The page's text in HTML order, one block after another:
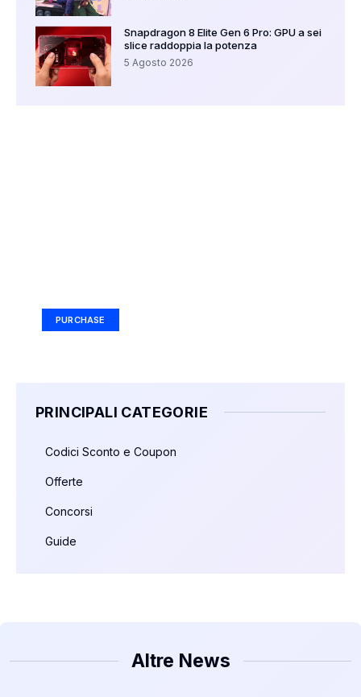
Snapdragon 8 Elite Gen 6 Pro: GPU a sei
slice raddoppia la potenza
5 Agosto 2026
PURCHASE
PRINCIPALI CATEGORIE
Codici Sconto e Coupon
Offerte
Concorsi
Guide
Altre News